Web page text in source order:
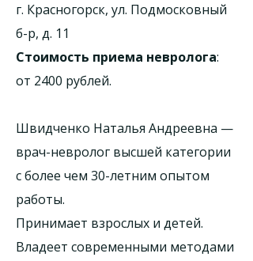
г. Красногорск, ул. Подмосковный
б-р, д. 11
Стоимость приема невролога:
от 2400 рублей.
Швидченко Наталья Андреевна —
врач-невролог высшей категории
с более чем 30-летним опытом
работы.
Принимает взрослых и детей.
Владеет современными методами